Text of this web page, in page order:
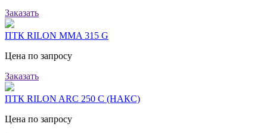
Заказать
ПТК RILON MMA 315 G
Цена по запросу
Заказать
ПТК RILON ARC 250 C (НАКС)
Цена по запросу